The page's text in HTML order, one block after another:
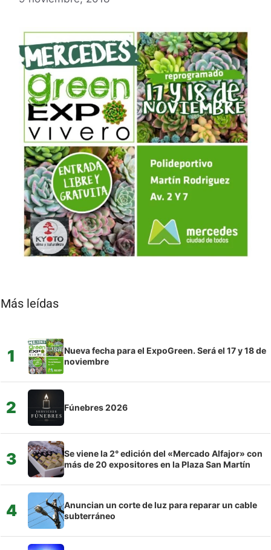
Más leídas
1
Nueva fecha para el ExpoGreen. Será el 17 y 18 de
noviembre
2 Fúnebres 2026
3
Se viene la 2° edición del «Mercado Alfajor» con
más de 20 expositores en la Plaza San Martín
4
Anuncian un corte de luz para reparar un cable
subterráneo